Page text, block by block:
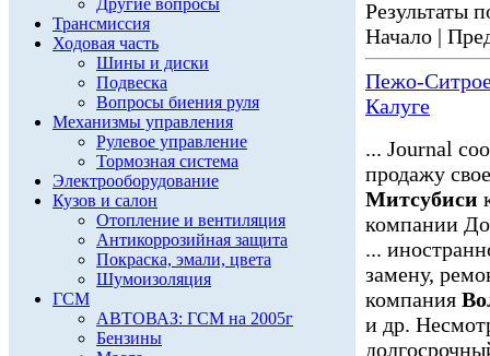
Другие вопросы
Трансмиссия
Ходовая часть
Шины и диски
Подвеска
Вопросы биения руля
Механизмы управления
Рулевое управление
Тормозная система
Электрооборудование
Кузов и салон
Отопление и вентиляция
Антикоррозийная защита
Покраска, эмали, цвета
Шумоизоляция
ГСМ
АВТОВАЗ: ГСМ на 2005г
Бензины
Результаты
Начало |
Пежо-
Калуге
... Journal
продажу
Митсубиси
компании
...
замену,
компания
и др.